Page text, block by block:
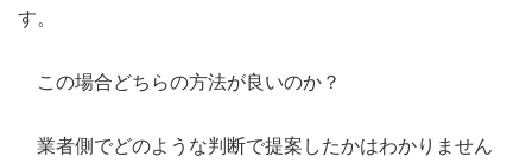
す。
この場合どちらの方法が良いのか？
業者側でどのような判断で提案したかはわかりません